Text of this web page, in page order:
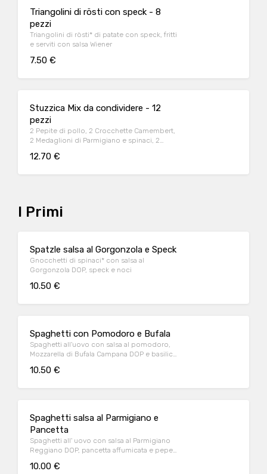
Triangolini di rösti con speck - 8
pezzi
Triangolini di rösti* di patate con speck, fritti
e serviti con salsa Wiener
7.50 €
Stuzzica Mix da condividere - 12
pezzi
2 Pepite di pollo, 2 Crocchette Camembert,
2 Medaglioni di Parmigiano e spinaci, 2
Triangolini di rösti con speck, serviti con
12.70 €
I Primi
Spatzle salsa al Gorgonzola e Speck
Gnocchetti di spinaci* con salsa al
Gorgonzola DOP, speck e noci
10.50 €
Spaghetti con Pomodoro e Bufala
Spaghetti all'uovo con salsa al pomodoro,
Mozzarella di Bufala Campana DOP e basilico
10.50 €
Spaghetti salsa al Parmigiano e
Pancetta
Spaghetti all' uovo con salsa al Parmigiano
Reggiano DOP, pancetta affumicata e pepe
10.00 €